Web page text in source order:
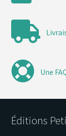
Une
Éditions